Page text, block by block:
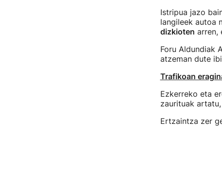
Istripua jazo
langileek autoa
dizkioten arren,
Foru Aldundiak
atzeman dute
Trafikoan
Ezkerreko eta
zaurituak
Ertzaintza zer